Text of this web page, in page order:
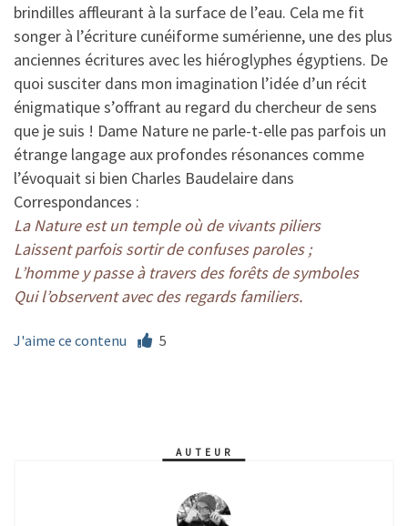
brindilles affleurant à la surface de l’eau. Cela me fit
songer à l’écriture cunéiforme sumérienne, une des plus
anciennes écritures avec les hiéroglyphes égyptiens. De
quoi susciter dans mon imagination l’idée d’un récit
énigmatique s’offrant au regard du chercheur de sens
que je suis ! Dame Nature ne parle-t-elle pas parfois un
étrange langage aux profondes résonances comme
l’évoquait si bien Charles Baudelaire dans
Correspondances :
La Nature est un temple où de vivants piliers
Laissent parfois sortir de confuses paroles ;
L’homme y passe à travers des forêts de symboles
Qui l’observent avec des regards familiers.
J'aime ce contenu 5
AUTEUR